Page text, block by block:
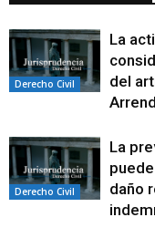
Derecho Civil
La
del
Derecho Civil
La
daño